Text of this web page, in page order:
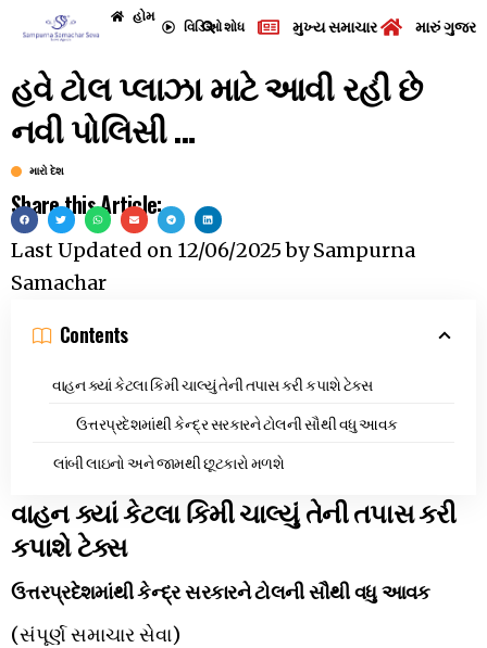
હોમ
વિડિઓશોધ મુખ્ય સમાચાર મારું
હવે ટોલ પ્લાઝા માટે આવી રહી છે
નવી પોલિસી …
મારો દેશ
Share this Article:
Last Updated on 12/06/2025bySampurna
Samachar
Contents
વાહન ક્યાં કેટલા કિમી ચાલ્યું તેની તપાસ કરી કપાશે ટેક્સ
ઉત્તરપ્રદેશમાંથી કેન્દ્ર સરકારને ટોલની સૌથી વધુ આવક
લાંબી લાઇનો અને જામથી છૂટકારો મળશે
વાહન ક્યાં કેટલા કિમી ચાલ્યું તેની તપાસ કરી
કપાશે ટેક્સ
ઉત્તરપ્રદેશમાંથી કેન્દ્ર સરકારને ટોલની સૌથી વધુ આવક
(સંપૂર્ણ સમાચાર સેવા)